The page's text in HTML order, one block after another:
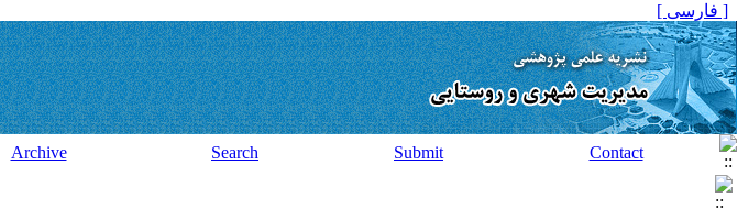
[ فارسی ]
Archive Search Submit Contact